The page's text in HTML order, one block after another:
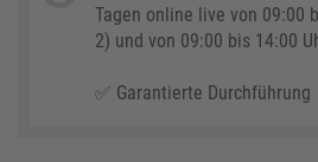
Tagen online live von 09:00
2) und von 09:00 bis 14:00
✅ Garantierte Durchführung